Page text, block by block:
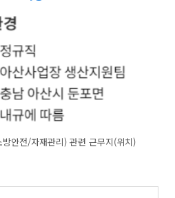
안전/자재관리) 관련 근무지(위치)